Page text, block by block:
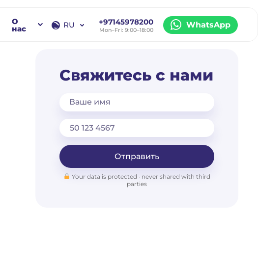
О
нас RU +97145978200
Mon–Fri: 9:00–18:00
WhatsApp
Свяжитесь с нами
Ваше имя
Отправить
Your data is protected · never shared with third
parties